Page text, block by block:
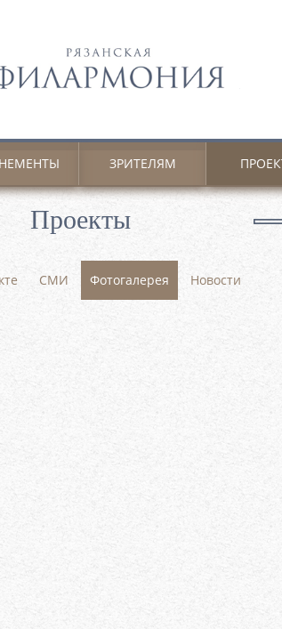
ЗРИТЕЛЯМ
Проекты
СМИ Фотогалерея Новости